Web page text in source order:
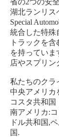
湖北ランリス
Special
統合した特殊
トラックを
を持っていま
店やスプリン
私たちのクラ
中央アメリカ
コスタ共和国
南アメリカ:
ドル共和国,
国.